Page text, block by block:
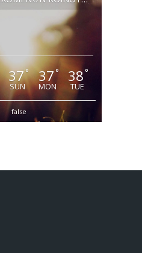
37°
SUN
37°
MON
38°
TUE
false